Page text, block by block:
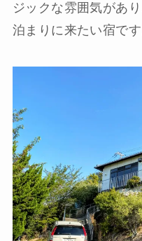
ジックな雰囲気があ
泊まりに来たい宿です